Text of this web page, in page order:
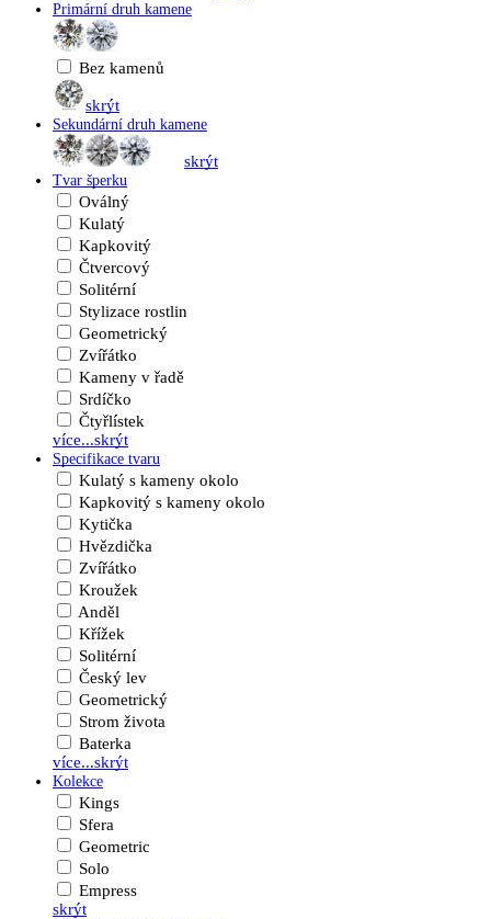
Primární druh kamene
Bez kamenů
skrýt
Sekundární druh kamene
skrýt
Tvar šperku
Oválný
Kulatý
Kapkovitý
Čtvercový
Solitérní
Stylizace rostlin
Geometrický
Zvířátko
Kameny v řadě
Srdíčko
Čtyřlístek
více...skrýt
Specifikace tvaru
Kulatý s kameny okolo
Kapkovitý s kameny okolo
Kytička
Hvězdička
Zvířátko
Kroužek
Anděl
Křížek
Solitérní
Český lev
Geometrický
Strom života
Baterka
více...skrýt
Kolekce
Kings
Sfera
Geometric
Solo
Empress
skrýt